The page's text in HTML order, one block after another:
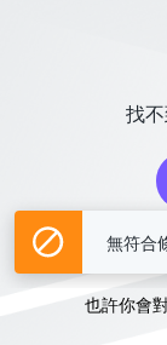
找
也許你會
無符合